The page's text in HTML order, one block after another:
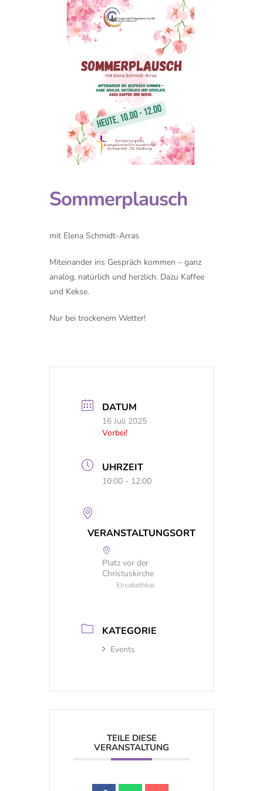
Sommerplausch
mit Elena Schmidt-Arras
Miteinander ins Gespräch kommen – ganz
analog, natürlich und herzlich. Dazu Kaffee
und Kekse.
Nur bei trockenem Wetter!
DATUM
16 Juli 2025
Vorbei!
UHRZEIT
10:00 - 12:00
VERANSTALTUNGSORT
Platz vor der
Christuskirche
Elisabethkai
KATEGORIE
Events
TEILE DIESE
VERANSTALTUNG